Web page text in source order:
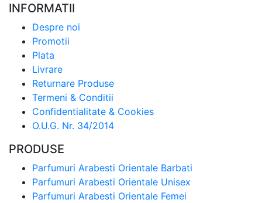
INFORMATII
Despre noi
Promotii
Plata
Livrare
Returnare Produse
Termeni & Conditii
Confidentialitate & Cookies
O.U.G. Nr. 34/2014
PRODUSE
Parfumuri Arabesti Orientale Barbati
Parfumuri Arabesti Orientale Unisex
Parfumuri Arabesti Orientale Femei